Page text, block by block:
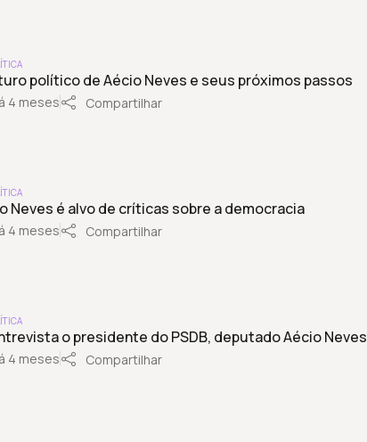
político de Aécio Neves e seus próximos passos
4 meses Compartilhar
Neves é alvo de críticas sobre a democracia
4 meses Compartilhar
o presidente do PSDB, deputado Aécio Neves
4 meses Compartilhar